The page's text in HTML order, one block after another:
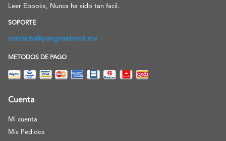
Leer Ebooks, Nunca ha sido tan facil.
SOPORTE
contacto@pangeaebook.mx
METODOS DE PAGO
Cuenta
Mi cuenta
Mis Pedidos